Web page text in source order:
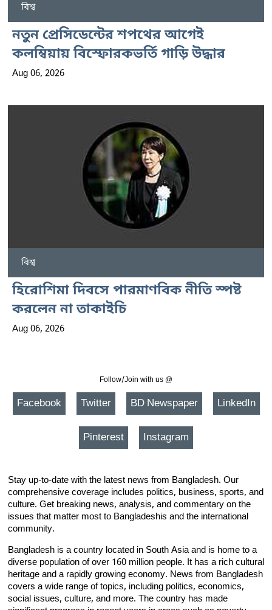
বিশ্ব
নতুন প্রেসিডেন্টের শপথের আগেই
কলম্বিয়ায় বিস্ফোরকভর্তি গাড়ি উদ্ধার
Aug 06, 2026
বিশ্ব
হিরোশিমা দিবসে পারমাণবিক নীতি স্পষ্ট
করলেন না তাকাইচি
Aug 06, 2026
Follow/Join with us @
Facebook Twitter BD Newspaper LinkedIn
Pinterest Instagram
Stay up-to-date with the latest news from Bangladesh. Our
comprehensive coverage includes politics, business, sports, and
culture. Get breaking news, analysis, and commentary on the
issues that matter most to Bangladeshis and the international
community.
Bangladesh is a country located in South Asia and is home to a
diverse population of over 160 million people. It has a rich cultural
heritage and a rapidly growing economy. News from Bangladesh
covers a wide range of topics, including politics, economics,
social issues, culture, and more. The country has made